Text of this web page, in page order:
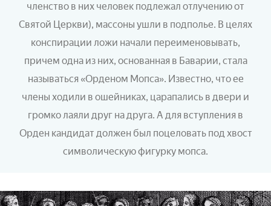
членство в них человек подлежал отлучению от
Святой Церкви), массоны ушли в подполье. В целях
конспирации ложи начали переименовывать,
причем одна из них, основанная в Баварии, стала
называться «Орденом Мопса». Известно, что ее
члены ходили в ошейниках, царапались в двери и
громко лаяли друг на друга. А для вступления в
Орден кандидат должен был поцеловать под хвост
символическую фигурку мопса.